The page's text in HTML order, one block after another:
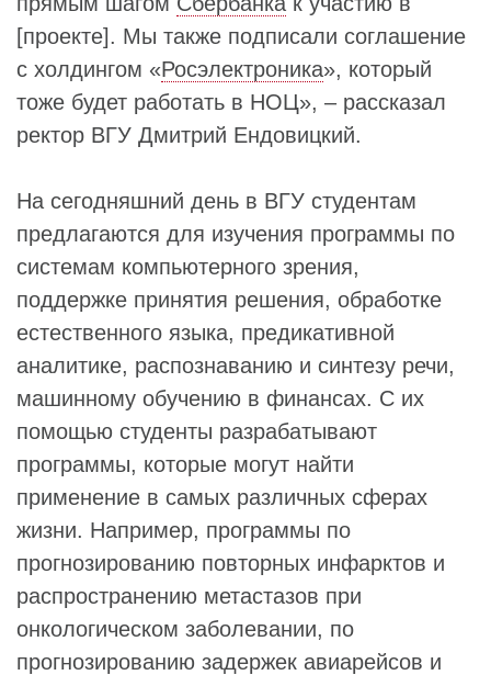
[проекте]. Мы также подписали соглашение
с холдингом «Росэлектроника», который
тоже будет работать в НОЦ», – рассказал
ректор ВГУ Дмитрий Ендовицкий.
На сегодняшний день в ВГУ студентам
предлагаются для изучения программы по
системам компьютерного зрения,
поддержке принятия решения, обработке
естественного языка, предикативной
аналитике, распознаванию и синтезу речи,
машинному обучению в финансах. С их
помощью студенты разрабатывают
программы, которые могут найти
применение в самых различных сферах
жизни. Например, программы по
прогнозированию повторных инфарктов и
распространению метастазов при
онкологическом заболевании, по
прогнозированию задержек авиарейсов и